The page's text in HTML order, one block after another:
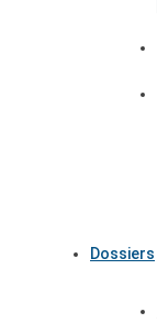
Dossiers